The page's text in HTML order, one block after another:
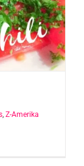
, Z-Amerika